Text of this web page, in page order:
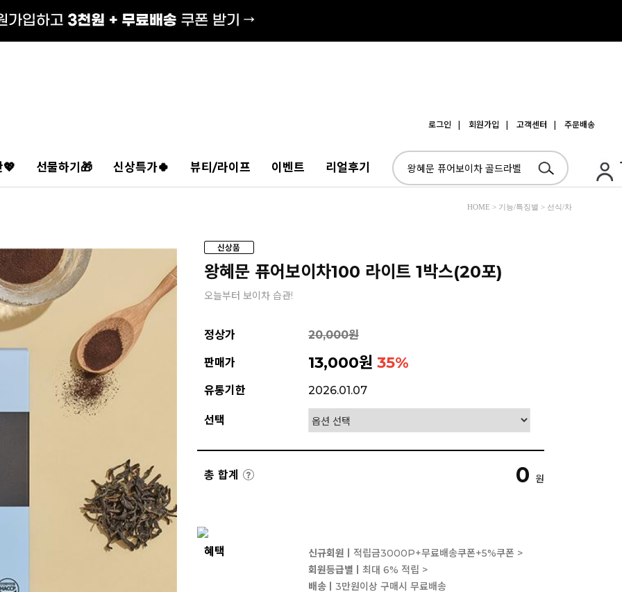
로그인 | 회원가입 | 고객센터 | 주문배송
💖 선물하기🎁 신상특가🍀 뷰티/라이프 이벤트 리얼후기
HOME > 기능/특징별 > 선식/차
왕혜문 퓨어보이차100 라이트 1박스(20포)
오늘부터 보이차 습관!
정상가 20,000원
판매가 13,000원 35%
유통기한 2026.01.07
선택
총 합계 0 원
혜택 신규회원ㅣ 적립금3000P+무료배송쿠폰+5%쿠폰 >
회원등급별ㅣ 최대 6% 적립 >
배송ㅣ 3만원이상 구매시 무료배송